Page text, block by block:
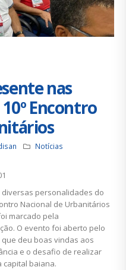
nas
Encontro
Notícias
personalidades do
Nacional de Urbanitários
marcado pela
O evento foi aberto pelo
que deu boas vindas aos
e o desafio de realizar
capital baiana.